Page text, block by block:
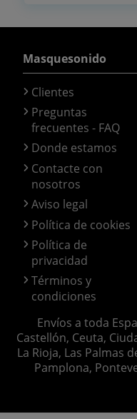
Masquesonido
Clientes
Preguntas
frecuentes - FAQ
Donde estamos
Contacte con
nosotros
Aviso legal
Política de cookies
Política de
privacidad
Términos y
condiciones
Envíos a toda
Castellón, Ceuta,
La Rioja, Las Palmas
Pamplona,